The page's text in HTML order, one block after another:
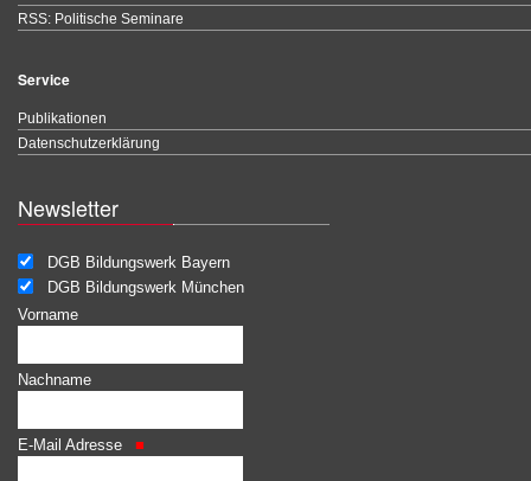
RSS: Politische Seminare
Service
Publikationen
Datenschutzerklärung
Newsletter
DGB Bildungswerk Bayern
DGB Bildungswerk München
Vorname
Nachname
E-Mail Adresse